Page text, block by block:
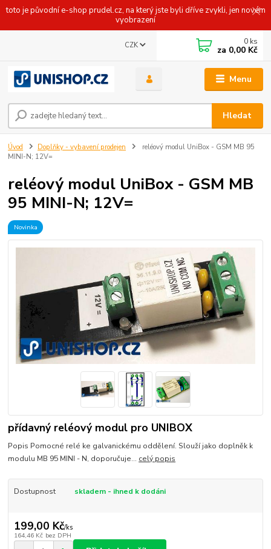
toto je původní e-shop prudel.cz, na který jste byli dříve zvykli, jen novém
vyobrazení
Menu
CZK
Hledat
0 ks
za 0,00 Kč
Úvod Doplňky - vybavení prodejen
reléový modul UniBox - GSM MB 95
MINI-N; 12V=
reléový modul UniBox - GSM MB
95 MINI-N; 12V=
Novinka
přídavný reléový modul pro UNIBOX
Popis Pomocné relé ke galvanickému oddělení. Slouží jako doplněk k
modulu MB 95 MINI - N, doporučuje... celý popis
Dostupnost skladem - ihned k dodáni
199,00 Kč/ks
164,46 Kč bez DPH